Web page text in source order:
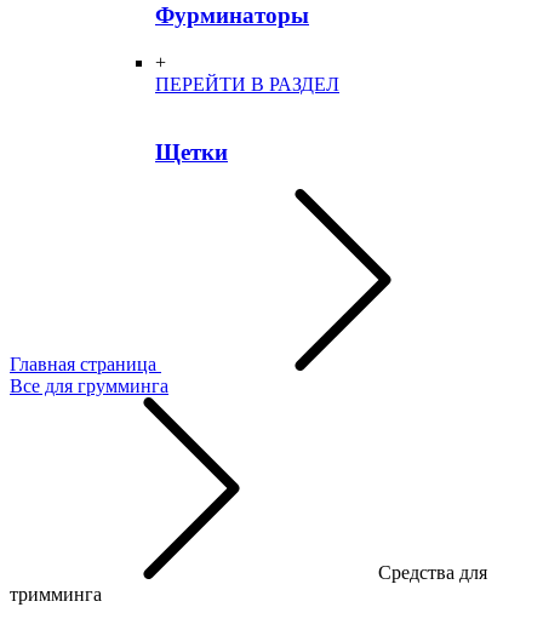
Фурминаторы
+
ПЕРЕЙТИ В РАЗДЕЛ
Щетки
Главная страница
Все для грумминга
Средства для
тримминга